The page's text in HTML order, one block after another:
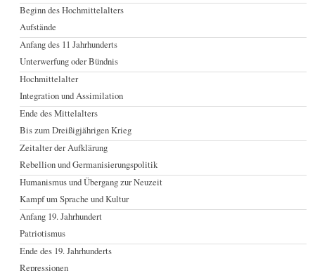
Beginn des Hochmittelalters
Aufstände
Anfang des 11 Jahrhunderts
Unterwerfung oder Bündnis
Hochmittelalter
Integration und Assimilation
Ende des Mittelalters
Bis zum Dreißigjährigen Krieg
Zeitalter der Aufklärung
Rebellion und Germanisierungspolitik
Humanismus und Übergang zur Neuzeit
Kampf um Sprache und Kultur
Anfang 19. Jahrhundert
Patriotismus
Ende des 19. Jahrhunderts
Repressionen